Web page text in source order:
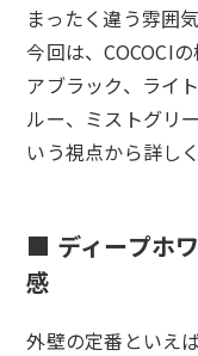
まったく違う雰囲
今回は、COCOCI
アブラック、ライ
ルー、ミストグリ
いう視点から詳し
■ ディープホ
感
外壁の定番といえ